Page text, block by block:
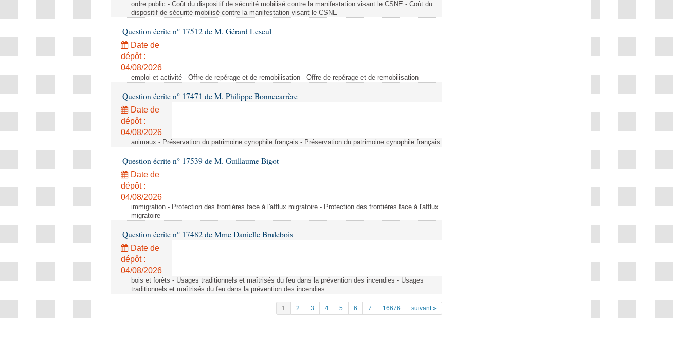
ordre public - Coût du dispositif de sécurité mobilisé contre la manifestation visant le CSNE - Coût du
dispositif de sécurité mobilisé contre la manifestation visant le CSNE
Question écrite n° 17512 de M. Gérard Leseul
Date de
dépôt :
04/08/2026
emploi et activité - Offre de repérage et de remobilisation - Offre de repérage et de remobilisation
Question écrite n° 17471 de M. Philippe Bonnecarrère
Date de
dépôt :
04/08/2026
animaux - Préservation du patrimoine cynophile français - Préservation du patrimoine cynophile français
Question écrite n° 17539 de M. Guillaume Bigot
Date de
dépôt :
04/08/2026
immigration - Protection des frontières face à l'afflux migratoire - Protection des frontières face à l'afflux
migratoire
Question écrite n° 17482 de Mme Danielle Brulebois
Date de
dépôt :
04/08/2026
bois et forêts - Usages traditionnels et maîtrisés du feu dans la prévention des incendies - Usages
traditionnels et maîtrisés du feu dans la prévention des incendies
1 2 3 4 5 6 7 16676 suivant »